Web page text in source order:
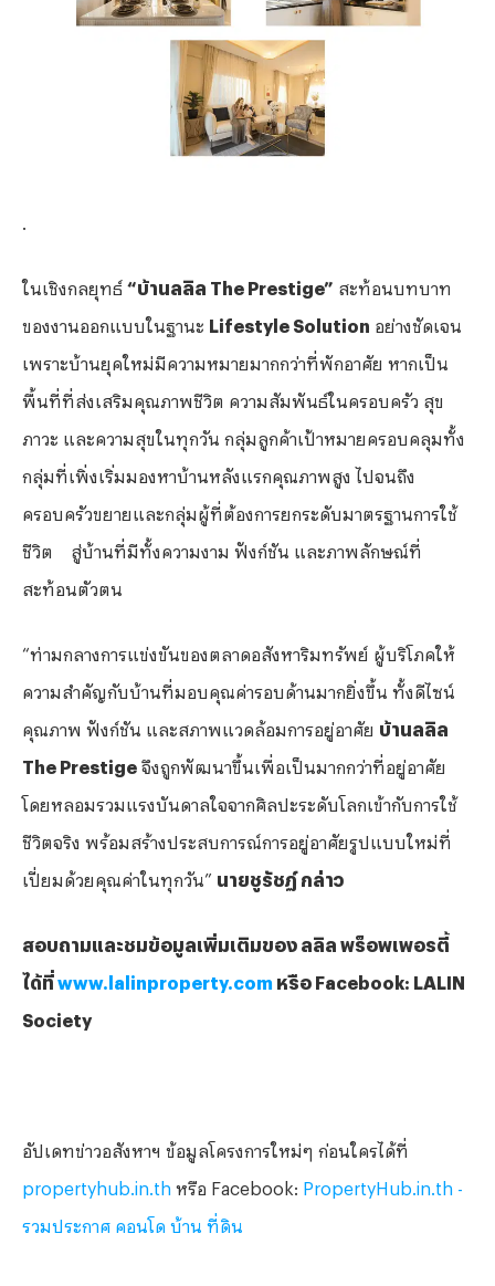
ในเชิงกลยุทธ์ “บ้านลลิล The Prestige” สะท้อนบทบาท
ของงานออกแบบในฐานะ Lifestyle Solution อย่างชัดเจน
เพราะบ้านยุคใหม่มีความหมายมากกว่าที่พักอาศัย หากเป็น
พื้นที่ที่ส่งเสริมคุณภาพชีวิต ความสัมพันธ์ในครอบครัว สุข
ภาวะ และความสุขในทุกวัน กลุ่มลูกค้าเป้าหมายครอบคลุมทั้ง
กลุ่มที่เพิ่งเริ่มมองหาบ้านหลังแรกคุณภาพสูง ไปจนถึง
ครอบครัวขยายและกลุ่มผู้ที่ต้องการยกระดับมาตรฐานการใช้
ชีวิต สู่บ้านที่มีทั้งความงาม ฟังก์ชัน และภาพลักษณ์ที่
สะท้อนตัวตน
“ท่ามกลางการแข่งขันของตลาดอสังหาริมทรัพย์ ผู้บริโภคให้
ความสำคัญกับบ้านที่มอบคุณค่ารอบด้านมากยิ่งขึ้น ทั้งดีไซน์
คุณภาพ ฟังก์ชัน และสภาพแวดล้อมการอยู่อาศัย บ้านลลิล
The Prestige จึงถูกพัฒนาขึ้นเพื่อเป็นมากกว่าที่อยู่อาศัย
โดยหลอมรวมแรงบันดาลใจจากศิลปะระดับโลกเข้ากับการใช้
ชีวิตจริง พร้อมสร้างประสบการณ์การอยู่อาศัยรูปแบบใหม่ที่
เปี่ยมด้วยคุณค่าในทุกวัน” นายชูรัชฏ์ กล่าว
สอบถามและชมข้อมูลเพิ่มเติมของ ลลิล พร็อพเพอรตี้
ได้ที่ www.lalinproperty.com หรือ Facebook: LALIN
Society
อัปเดทข่าวอสังหาฯ ข้อมูลโครงการใหม่ๆ ก่อนใครได้ที่
propertyhub.in.th หรือ Facebook: PropertyHub.in.th -
รวมประกาศ คอนโด บ้าน ที่ดิน